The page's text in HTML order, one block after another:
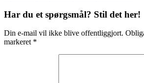
Har du et spørgsmål? Stil det her!
Din e-mail vil ikke blive offentliggjort.
markeret *